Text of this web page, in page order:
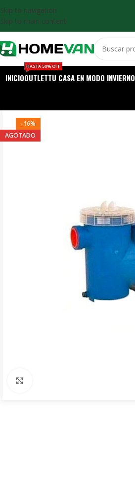
Skip to navigation
Skip to main content
INICIOOUTLET
HASTA 50% OFF
TU CASA EN MODO INVIERNO
-16%
AGOTADO